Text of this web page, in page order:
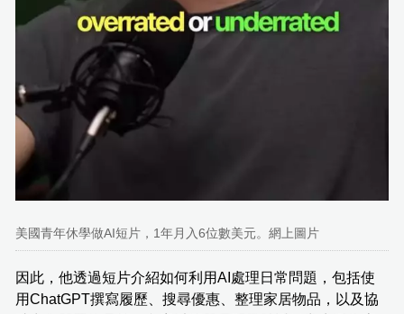
美國青年休學做AI短片，1年月入6位數美元。網上圖片
因此，他透過短片介紹如何利用AI處理日常問題，包括使
用ChatGPT撰寫履歷、搜尋優惠、整理家居物品，以及協